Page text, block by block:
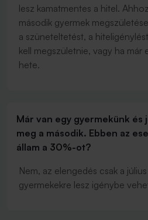
lesz kamatmentes a hitel.
második gyermek
a szüneteltetést, a
kell megszületnie, vagy ha már
hete.
Már van egy gyermekünk és
meg a második. Ebben az
állam a 30%-ot?
Nem, az elengedés csak a
gyermekekre lesz igénybe